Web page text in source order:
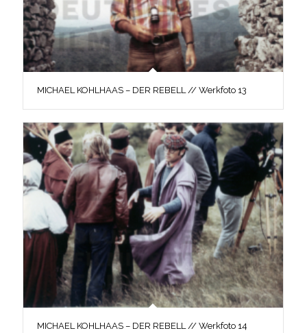
MICHAEL KOHLHAAS – DER REBELL // Werkfoto 13
MICHAEL KOHLHAAS – DER REBELL // Werkfoto 14